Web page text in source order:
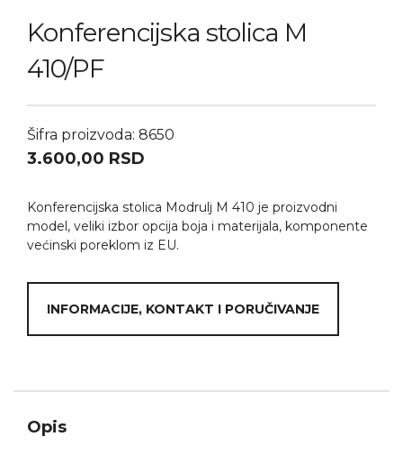
Konferencijska stolica M
410/PF
Šifra proizvoda: 8650
3.600,00 RSD
Konferencijska stolica Modrulj M 410 je proizvodni
model, veliki izbor opcija boja i materijala, komponente
većinski poreklom iz EU.
INFORMACIJE, KONTAKT I PORUČIVANJE
Opis